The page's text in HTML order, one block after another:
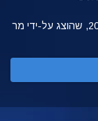
ההשקה של ערוץ ה-Scientology ב-12 במרץ 2018, שהוצג על-ידי מר